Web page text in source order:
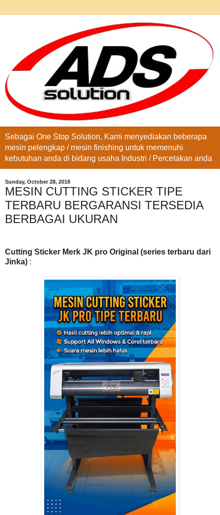
Sebagai One Stop Solution, Kami menyediakan beberapa
mesin pelengkap / mesin finishing untuk memenuhi
kebutuhan anda di bidang usaha Industri / Percetakan anda
Sunday, October 28, 2018
MESIN CUTTING STICKER TIPE
TERBARU BERGARANSI TERSEDIA
BERBAGAI UKURAN
Cutting Sticker Merk JK pro Original (series terbaru dari
Jinka) :